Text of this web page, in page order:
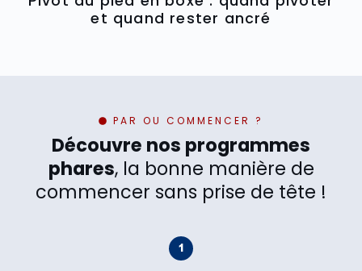
et quand rester ancré
PAR OU COMMENCER ?
Découvre nos programmes
phares, la bonne manière de
commencer sans prise de tête !